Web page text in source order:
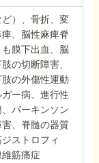
）、骨折、変
、脳性麻痺脊
膜下出血、脳
の切断障害、
の外傷性運動
ー病、進行性
パーキンソン
、脊髄の器質
ストロフィ
筋痛症